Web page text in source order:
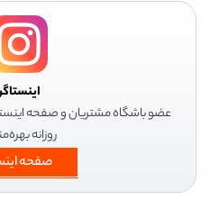
عضو باشگاه مشتریان و صفحه
روزانه
صفحه